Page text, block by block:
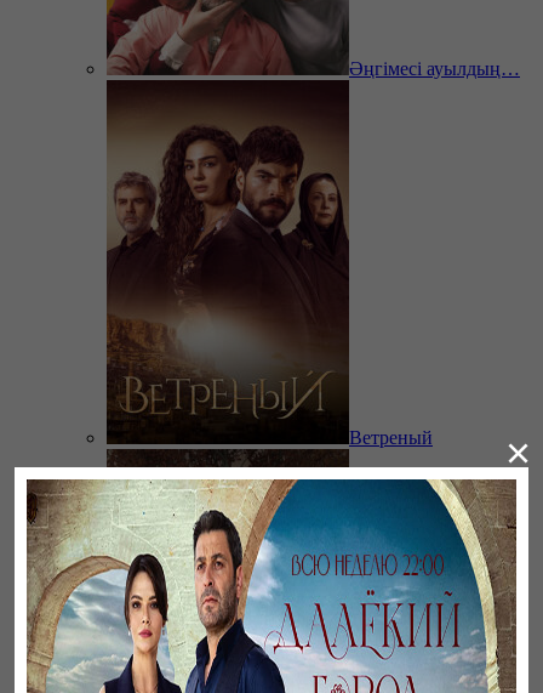
Әңгімесі ауылдың…
Ветреный ×